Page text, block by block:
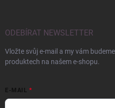
ODEBÍRAT NEWSLETTER
Vložte svůj e-mail a my vám
produktech na našem e-shopu.
E-MAIL